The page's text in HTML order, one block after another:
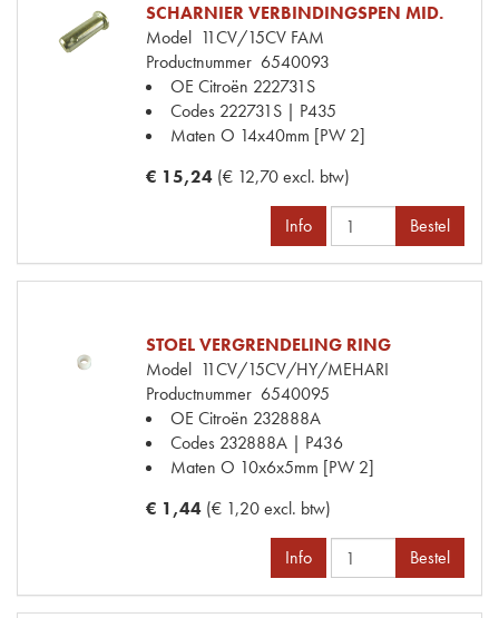
SCHARNIER VERBINDINGSPEN MID.
Model 11CV/15CV FAM
Productnummer 6540093
OE Citroën 222731S
Codes 222731S | P435
Maten O 14x40mm [PW 2]
€ 15,24 (€ 12,70 excl. btw)
Info Bestel
STOEL VERGRENDELING RING
Model 11CV/15CV/HY/MEHARI
Productnummer 6540095
OE Citroën 232888A
Codes 232888A | P436
Maten O 10x6x5mm [PW 2]
€ 1,44 (€ 1,20 excl. btw)
Info Bestel